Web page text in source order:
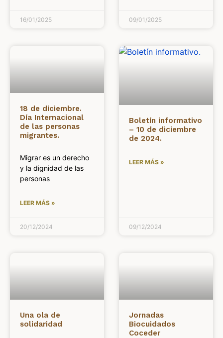
16/01/2025 09/01/2025
18 de diciembre.
Día Internacional
de las personas
migrantes.
Migrar es un derecho
y la dignidad de las
personas
LEER MÁS »
20/12/2024
Boletín informativo
– 10 de diciembre
de 2024.
LEER MÁS »
09/12/2024
Una ola de
solidaridad
Jornadas
Biocuidados
Coceder